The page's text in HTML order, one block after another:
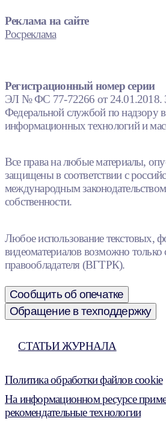
Реклама на сайте
Росреклама
Регистрационный номер серии
ЭЛ № ФС 77-72266 от 24.01.2018.
Федеральной службой по надзору в
информационных технологий и
Все права на любые материалы,
защищены в соответствии с
международным
собственности.
Любое использование текстовых,
видеоматериалов возможно только
правообладателя (ВГТРК).
Сообщить об опечатке
Обращение в техподдержку
СТАТЬИ ЖУРНАЛА
Политика обработки файлов cookie
На информационном ресурсе
рекомендательные технологии